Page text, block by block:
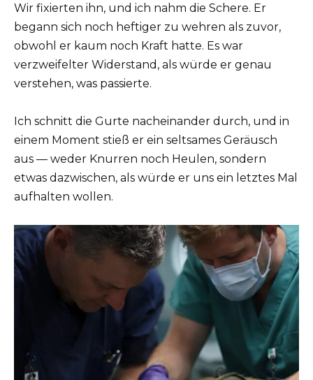
Wir fixierten ihn, und ich nahm die Schere. Er
begann sich noch heftiger zu wehren als zuvor,
obwohl er kaum noch Kraft hatte. Es war
verzweifelter Widerstand, als würde er genau
verstehen, was passierte.
Ich schnitt die Gurte nacheinander durch, und in
einem Moment stieß er ein seltsames Geräusch
aus — weder Knurren noch Heulen, sondern
etwas dazwischen, als würde er uns ein letztes Mal
aufhalten wollen.